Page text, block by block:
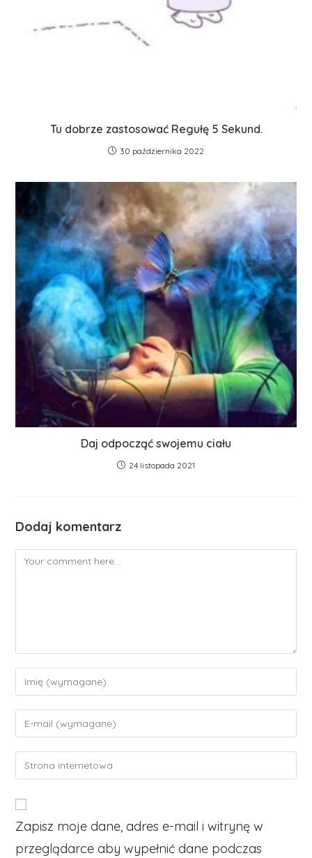
Tu dobrze zastosować Regułę 5 Sekund.
30 października 2022
Daj odpocząć swojemu ciału
24 listopada 2021
Dodaj komentarz
Comment
your
name
comment
your
email
address
your
URL
(optional)
Zapisz moje dane, adres e-mail i witrynę w
przeglądarce aby wypełnić dane podczas